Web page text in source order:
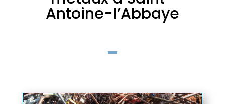
Antoine-l’Abbaye